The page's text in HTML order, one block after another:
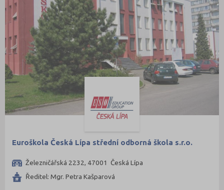
Euroškola Česká Lípa střední odborná škola s.r.o.
Železničářská 2232, 47001 Česká Lípa
Ředitel: Mgr. Petra Kašparová